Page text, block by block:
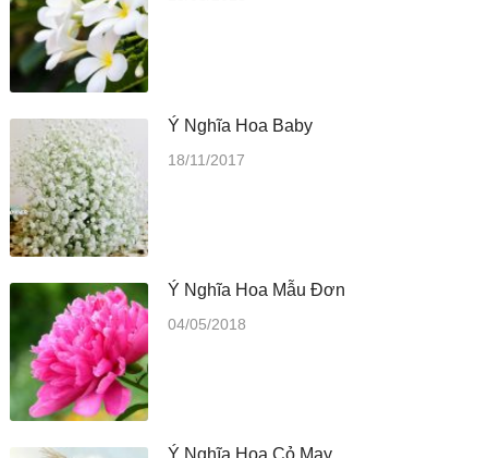
Ý Nghĩa Hoa Baby
18/11/2017
Ý Nghĩa Hoa Mẫu Đơn
04/05/2018